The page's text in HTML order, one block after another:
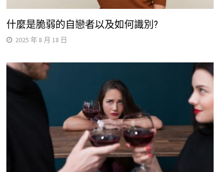
什麼是脆弱的自戀者以及如何識別?
2025 年 8 月 18 日